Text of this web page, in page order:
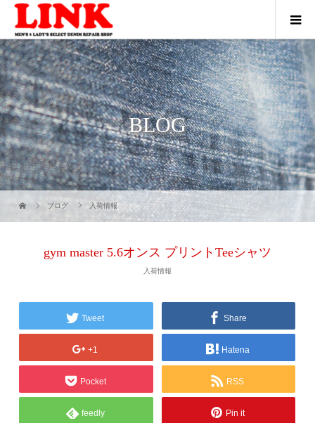
BLOG
ブログ 入荷情報
gym master 5.6オンス プリントTeeシャツ
入荷情報
Tweet Share
+1 Hatena
Pocket RSS
feedly Pin it